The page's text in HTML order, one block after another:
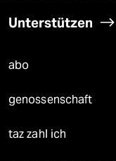
Unterstützen
abo
genossenschaft
taz zahl ich